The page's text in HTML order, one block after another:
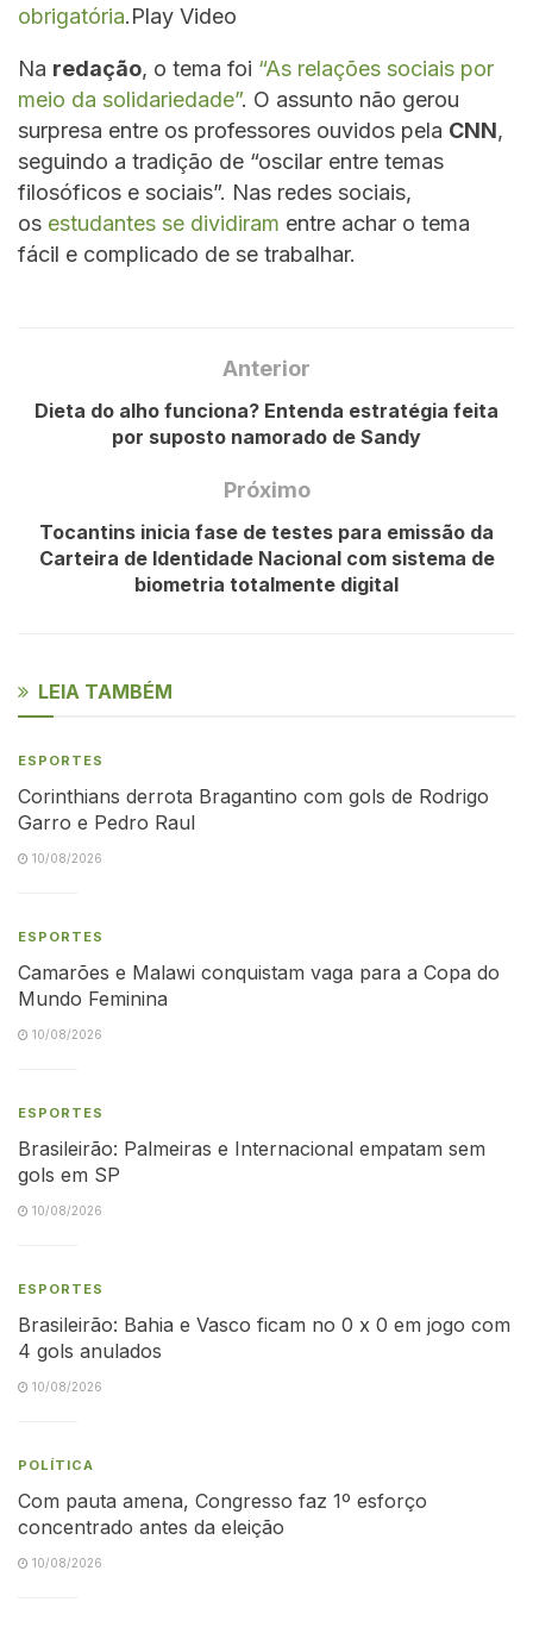
obrigatória.Play Video
Na redação, o tema foi “As relações sociais por
meio da solidariedade”. O assunto não gerou
surpresa entre os professores ouvidos pela CNN,
seguindo a tradição de “oscilar entre temas
filosóficos e sociais”. Nas redes sociais,
os estudantes se dividiram entre achar o tema
fácil e complicado de se trabalhar.
Anterior
Dieta do alho funciona? Entenda estratégia feita
por suposto namorado de Sandy
Próximo
Tocantins inicia fase de testes para emissão da
Carteira de Identidade Nacional com sistema de
biometria totalmente digital
LEIA TAMBÉM
ESPORTES
Corinthians derrota Bragantino com gols de Rodrigo
Garro e Pedro Raul
10/08/2026
ESPORTES
Camarões e Malawi conquistam vaga para a Copa do
Mundo Feminina
10/08/2026
ESPORTES
Brasileirão: Palmeiras e Internacional empatam sem
gols em SP
10/08/2026
ESPORTES
Brasileirão: Bahia e Vasco ficam no 0 x 0 em jogo com
4 gols anulados
10/08/2026
POLÍTICA
Com pauta amena, Congresso faz 1º esforço
concentrado antes da eleição
10/08/2026